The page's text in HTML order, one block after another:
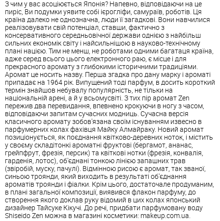
З чим у вас асоціюється Японія? Напевно, відповідаючи на це
пиріс, Ви подумки уявите собі ієрогліфи, самураїв, роботів. Ця
країна далеко не однозначна, люди її загадкові. Вони навчилися
реалізовувати свій потенціал, ставши, фактично з
консервативного середньовічної держави однією з найбільш
сильних економік світу і найсильнішою в науково-технічному
плані нацією. Тим не менш, не роботами одними багатаця країна,
адже серед всього цього електронного раю, є місце і для
прекрасного аромату з глибокими історичними традиціями.
Аромат це носить назву. Перша згадка про дану марку і ароматі
припадає на 1964 рік. Випущений тоді парфум, в досить короткий
термін знайшов небувалу популярність, не тільки на
національній арені, а й у всьомусвіті. З тих пір аромат Zen
пережив два перевидання, впевнено крокуючи в ногу з часом,
відповідаючи запитам сучасних модниць. Сучасна версія
класичного аромату зобов'язана своїм існуванням извесно в
парфумерних колах фахівця Майку Алмайраку. Новий аромат
позиціонується, як поєднання квітково-деревних ноток, і містить
у своєму складітонкі ароматні фруктові (бергамот, ананас,
грейпфрут, фрезія, персик) та квіткові нотки (фрезія, конвалія,
гарденія, лотос), об'єднані тонкою лінією запашних трав
(звіробій, муску, пачулі). Відмінною рисою є аромат, так званої,
синьою троянди, який виходить в результаті об'єднання
ароматів троянди і фіалки. Крім цього, достаточале продуманим,
в плані загальної композиції, виявився флакон парфуму, до
створення якого доклав руку відомий в цих колах японський
дизайнер Тайсуке Кікучі. До речі, придбати парфумовану воду
Shiseido Zen можна в магазині косметики: makeup.com.ua.